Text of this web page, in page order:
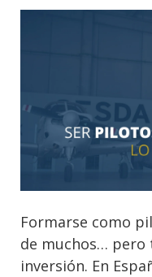
Formarse como
de muchos… pero
inversión. En